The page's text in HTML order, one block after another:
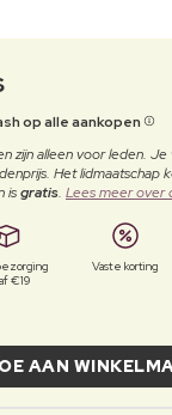
op alle aankopen
zijn alleen voor leden.
Het lidmaatschap
isgratis. Lees meer over
€19
Vaste korting
AAN